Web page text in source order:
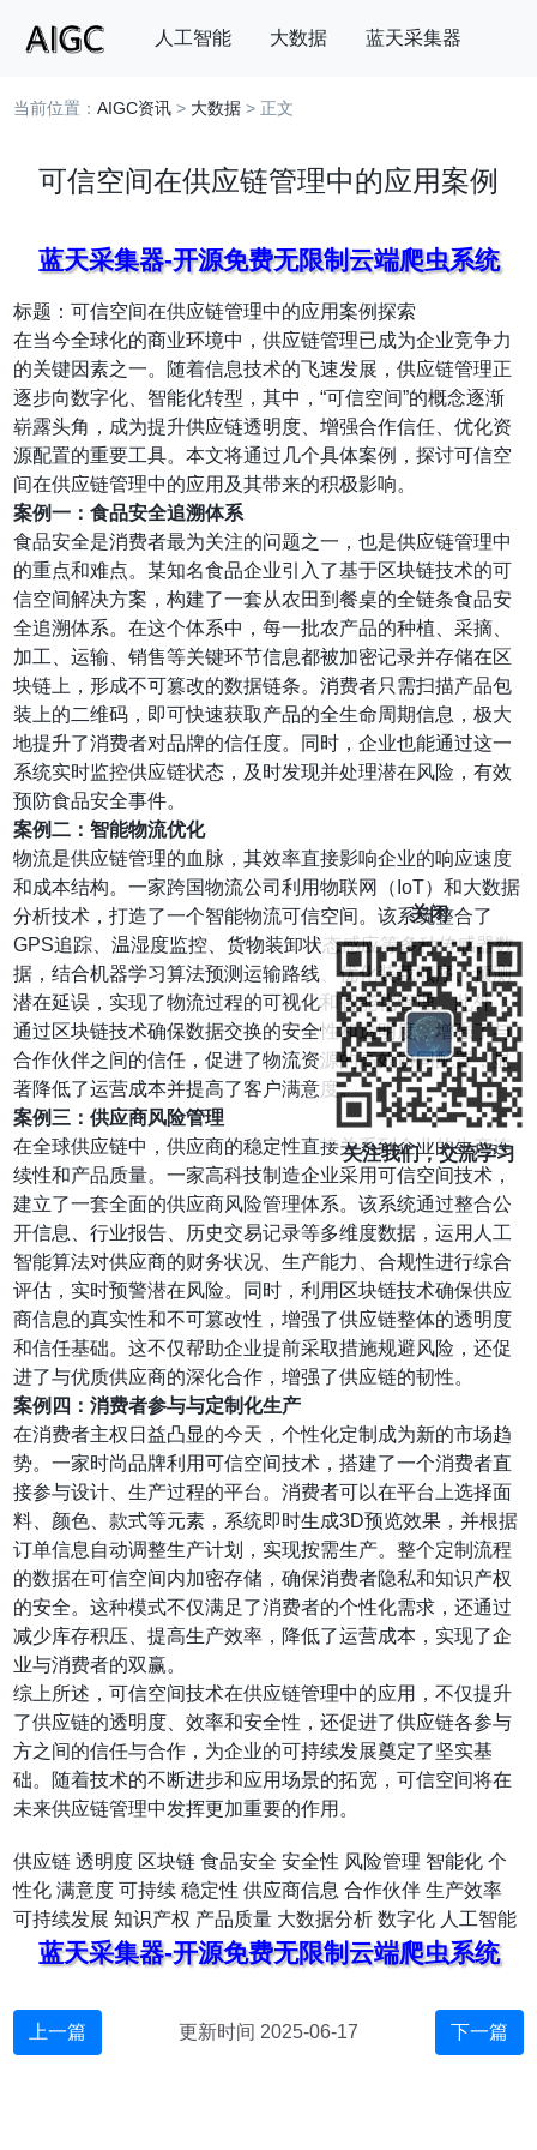
人工智能 大数据 蓝天采集器
搜索
当前位置：AIGC资讯 > 大数据 > 正文
可信空间在供应链管理中的应用案例
蓝天采集器-开源免费无限制云端爬虫系统
标题：可信空间在供应链管理中的应用案例探索
在当今全球化的商业环境中，供应链管理已成为企业竞争力
的关键因素之一。随着信息技术的飞速发展，供应链管理正
逐步向数字化、智能化转型，其中，“可信空间”的概念逐渐
崭露头角，成为提升供应链透明度、增强合作信任、优化资
源配置的重要工具。本文将通过几个具体案例，探讨可信空
间在供应链管理中的应用及其带来的积极影响。
案例一：食品安全追溯体系
食品安全是消费者最为关注的问题之一，也是供应链管理中
的重点和难点。某知名食品企业引入了基于区块链技术的可
信空间解决方案，构建了一套从农田到餐桌的全链条食品安
全追溯体系。在这个体系中，每一批农产品的种植、采摘、
加工、运输、销售等关键环节信息都被加密记录并存储在区
块链上，形成不可篡改的数据链条。消费者只需扫描产品包
装上的二维码，即可快速获取产品的全生命周期信息，极大
地提升了消费者对品牌的信任度。同时，企业也能通过这一
系统实时监控供应链状态，及时发现并处理潜在风险，有效
预防食品安全事件。
案例二：智能物流优化
物流是供应链管理的血脉，其效率直接影响企业的响应速度
和成本结构。一家跨国物流公司利用物联网（IoT）和大数据
分析技术，打造了一个智能物流可信空间。该系统整合了
GPS追踪、温湿度监控、货物装卸状态感应等多种传感器数
据，结合机器学习算法预测运输路线、优化装载顺序、预测
潜在延误，实现了物流过程的可视化和智能化管理。此外，
通过区块链技术确保数据交换的安全性和透明度，增强了与
合作伙伴之间的信任，促进了物流资源的高效协同配置，显
著降低了运营成本并提高了客户满意度。
案例三：供应商风险管理
在全球供应链中，供应商的稳定性直接关系到企业的生产连
续性和产品质量。一家高科技制造企业采用可信空间技术，
建立了一套全面的供应商风险管理体系。该系统通过整合公
开信息、行业报告、历史交易记录等多维度数据，运用人工
智能算法对供应商的财务状况、生产能力、合规性进行综合
评估，实时预警潜在风险。同时，利用区块链技术确保供应
商信息的真实性和不可篡改性，增强了供应链整体的透明度
和信任基础。这不仅帮助企业提前采取措施规避风险，还促
进了与优质供应商的深化合作，增强了供应链的韧性。
案例四：消费者参与与定制化生产
在消费者主权日益凸显的今天，个性化定制成为新的市场趋
势。一家时尚品牌利用可信空间技术，搭建了一个消费者直
接参与设计、生产过程的平台。消费者可以在平台上选择面
料、颜色、款式等元素，系统即时生成3D预览效果，并根据
订单信息自动调整生产计划，实现按需生产。整个定制流程
的数据在可信空间内加密存储，确保消费者隐私和知识产权
的安全。这种模式不仅满足了消费者的个性化需求，还通过
减少库存积压、提高生产效率，降低了运营成本，实现了企
业与消费者的双赢。
综上所述，可信空间技术在供应链管理中的应用，不仅提升
了供应链的透明度、效率和安全性，还促进了供应链各参与
方之间的信任与合作，为企业的可持续发展奠定了坚实基
础。随着技术的不断进步和应用场景的拓宽，可信空间将在
未来供应链管理中发挥更加重要的作用。
供应链 透明度 区块链 食品安全 安全性 风险管理 智能化 个
性化 满意度 可持续 稳定性 供应商信息 合作伙伴 生产效率
可持续发展 知识产权 产品质量 大数据分析 数字化 人工智能
蓝天采集器-开源免费无限制云端爬虫系统
上一篇 更新时间 2025-06-17 下一篇
关闭
关注我们，交流学习